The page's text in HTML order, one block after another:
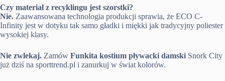
Czy materiał z recyklingu jest szorstki?
Nie. Zaawansowana technologia produkcji sprawia, że ECO C-
Infinity jest w dotyku tak samo gładki i miękki jak tradycyjny poliester
wysokiej klasy.
Nie zwlekaj. Zamów Funkita kostium pływacki damski Snork City
już dziś na sporttrend.pl i zanurkuj w świat kolorów.